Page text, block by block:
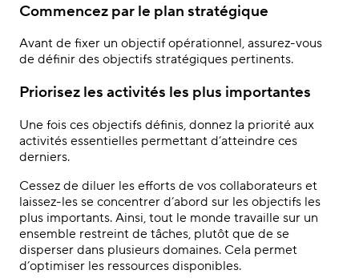
Commencez par le plan stratégique
Avant de fixer un objectif opérationnel, assurez-vous
de définir des objectifs stratégiques pertinents.
Priorisez les activités les plus importantes
Une fois ces objectifs définis, donnez la priorité aux
activités essentielles permettant d’atteindre ces
derniers.
Cessez de diluer les efforts de vos collaborateurs et
laissez-les se concentrer d’abord sur les objectifs les
plus importants. Ainsi, tout le monde travaille sur un
ensemble restreint de tâches, plutôt que de se
disperser dans plusieurs domaines. Cela permet
d’optimiser les ressources disponibles.